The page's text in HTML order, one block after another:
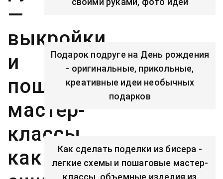
—
выкройки
и
пошаговые
мастер-
классы,
как
Подарок подруге на День рождения
- оригинальные, прикольные,
креативные идеи необычных
подарков
Как сделать поделки из бисера -
легкие схемы и пошаговые мастер-
классы, объемные изделия из